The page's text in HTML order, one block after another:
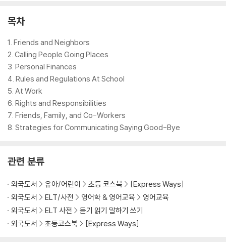
목차
1. Friends and Neighbors
2. Calling People Going Places
3. Personal Finances
4. Rules and Regulations At School
5. At Work
6. Rights and Responsibilities
7. Friends, Family, and Co-Workers
8. Strategies for Communicating Saying Good-Bye
관련 분류
외국도서 유아/어린이 초등 코스북
[Express Ways]
외국도서
ELT/사전 영어학 & 영어교육
영어교육
외국도서
ELT 사전
듣기 읽기 말하기 쓰기
외국도서
초등코스북 [Express Ways]